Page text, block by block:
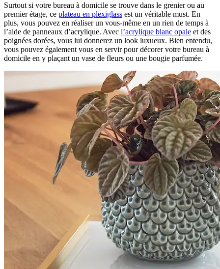
Surtout si votre bureau à domicile se trouve dans le grenier ou au
premier étage, ce plateau en plexiglass est un véritable must. En
plus, vous pouvez en réaliser un vous-même en un rien de temps à
l’aide de panneaux d’acrylique. Avec l’acrylique blanc opale et des
poignées dorées, vous lui donnerez un look luxueux. Bien entendu,
vous pouvez également vous en servir pour décorer votre bureau à
domicile en y plaçant un vase de fleurs ou une bougie parfumée.